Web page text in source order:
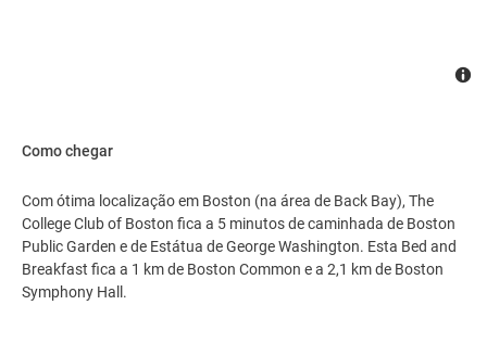
Como chegar
Com ótima localização em Boston (na área de Back Bay), The
College Club of Boston fica a 5 minutos de caminhada de Boston
Public Garden e de Estátua de George Washington. Esta Bed and
Breakfast fica a 1 km de Boston Common e a 2,1 km de Boston
Symphony Hall.